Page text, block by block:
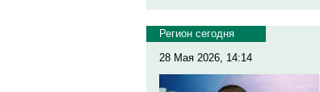
Регион сегодня
28 Мая 2026, 14:14